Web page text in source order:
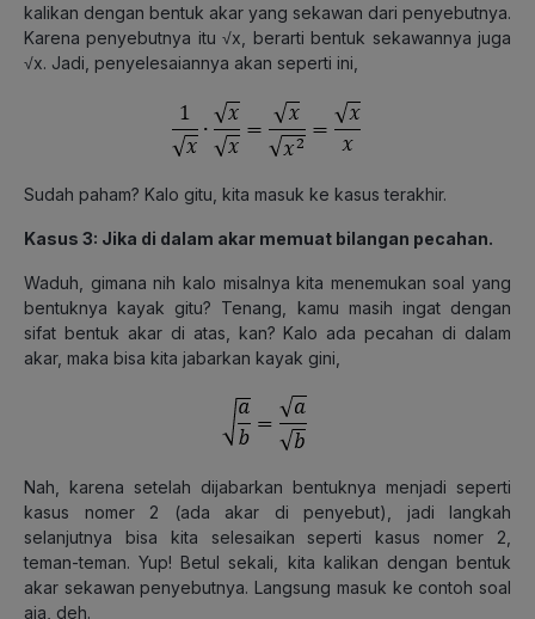
kalikan dengan bentuk akar yang sekawan dari penyebutnya.
Karena penyebutnya itu √x, berarti bentuk sekawannya juga
√x. Jadi, penyelesaiannya akan seperti ini,
Sudah paham? Kalo gitu, kita masuk ke kasus terakhir.
Kasus 3: Jika di dalam akar memuat bilangan pecahan.
Waduh, gimana nih kalo misalnya kita menemukan soal yang
bentuknya kayak gitu? Tenang, kamu masih ingat dengan
sifat bentuk akar di atas, kan? Kalo ada pecahan di dalam
akar, maka bisa kita jabarkan kayak gini,
Nah, karena setelah dijabarkan bentuknya menjadi seperti
kasus nomer 2 (ada akar di penyebut), jadi langkah
selanjutnya bisa kita selesaikan seperti kasus nomer 2,
teman-teman. Yup! Betul sekali, kita kalikan dengan bentuk
akar sekawan penyebutnya. Langsung masuk ke contoh soal
aja, deh.